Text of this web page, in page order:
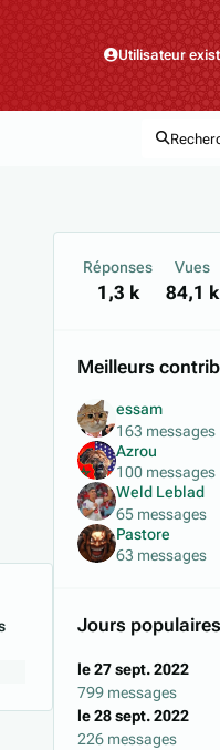
Utilisateur
Réponses
1,3 k
Vues
84,1 k
Meilleurs
essam
163 messages
Azrou
100 messages
Weld Leblad
65 messages
Pastore
63 messages
Jours populaires
le 27 sept. 2022
799 messages
le 28 sept. 2022
226 messages